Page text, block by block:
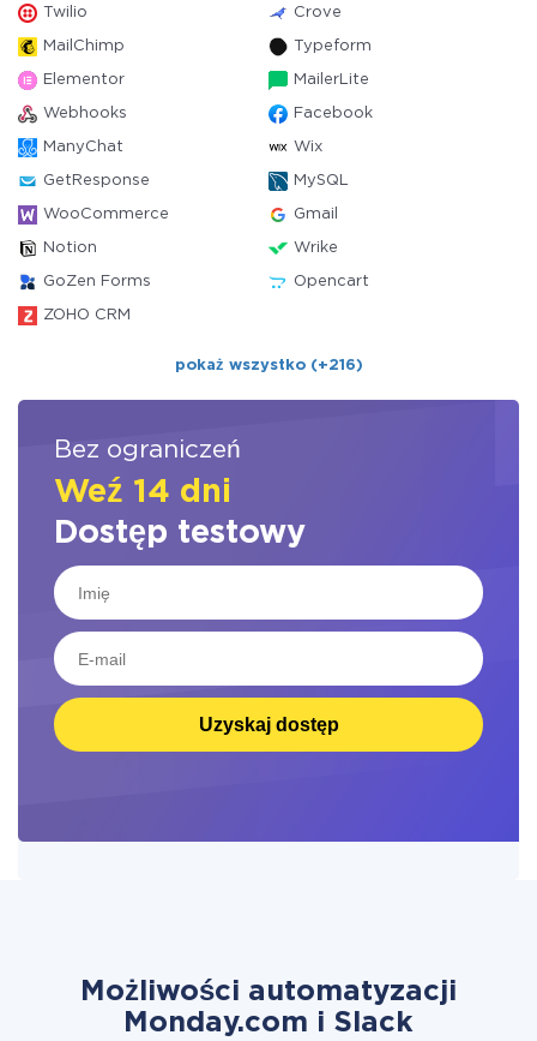
Twilio Crove
MailChimp Typeform
Elementor MailerLite
Webhooks Facebook
ManyChat Wix
GetResponse MySQL
WooCommerce Gmail
Notion Wrike
GoZen Forms Opencart
ZOHO CRM
pokaż wszystko (+216)
Bez ograniczeń
Weź 14 dni
Dostęp testowy
Uzyskaj dostęp
Możliwości automatyzacji
Monday.com i Slack